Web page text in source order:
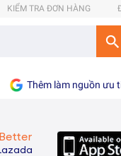
KIỂM TRA ĐƠN HÀNG
Thêm làm nguồn ưu